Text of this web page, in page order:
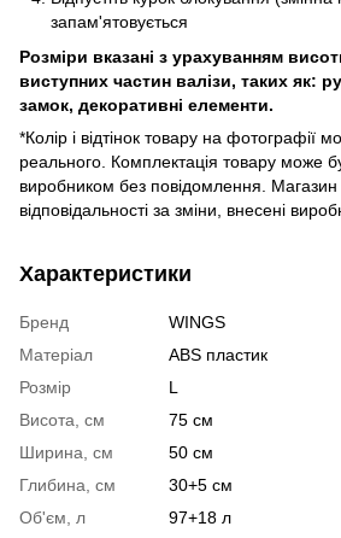
запам'ятовується
Розміри вказані з урахуванням
виступних частин валізи, таких як:
замок, декоративні елементи.
*Колір і відтінок товару на фотографії
реального. Комплектація товару може
виробником без повідомлення.
відповідальності за зміни, внесені
Характеристики
Бренд
WINGS
Матеріал
ABS пластик
Розмір
L
Висота, см
75 см
Ширина, см
50 см
Глибина, см
30+5 см
Об'єм, л
97+18 л